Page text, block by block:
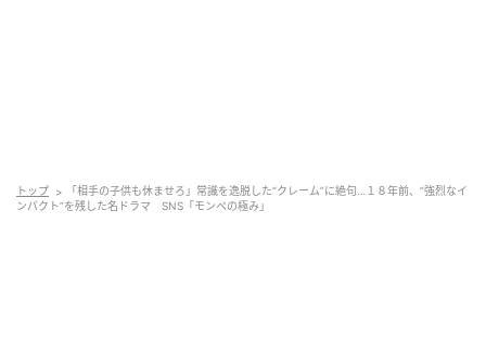
放送期間：2008年7月1日 - 2008年9月9日
トップ
「相手の子供も休ませろ」常識を逸脱した“クレーム”に絶句…１８年前、“強烈なイ
ンパクト”を残した名ドラマ SNS「モンペの極み」